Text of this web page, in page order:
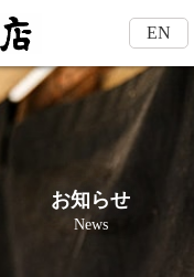
EN
お知らせ
News